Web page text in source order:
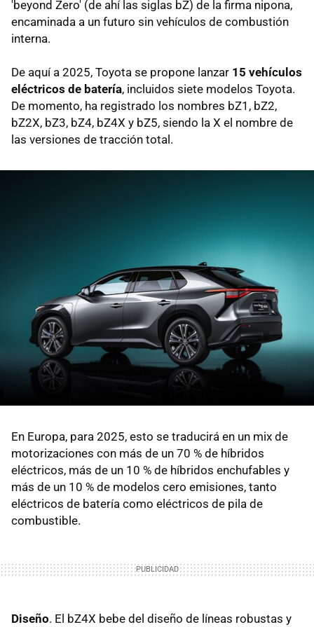
'beyond Zero' (de ahí las siglas bZ) de la firma nipona,
encaminada a un futuro sin vehículos de combustión
interna.
De aquí a 2025, Toyota se propone lanzar 15 vehículos
eléctricos de batería, incluidos siete modelos Toyota.
De momento, ha registrado los nombres bZ1, bZ2,
bZ2X, bZ3, bZ4, bZ4X y bZ5, siendo la X el nombre de
las versiones de tracción total.
En Europa, para 2025, esto se traducirá en un mix de
motorizaciones con más de un 70 % de híbridos
eléctricos, más de un 10 % de híbridos enchufables y
más de un 10 % de modelos cero emisiones, tanto
eléctricos de batería como eléctricos de pila de
combustible.
Diseño. El bZ4X bebe del diseño de líneas robustas y